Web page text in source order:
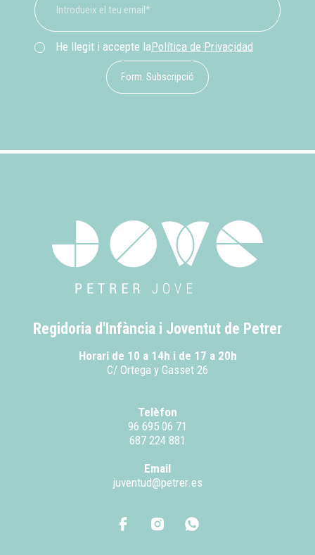
He llegit i accepte laPolítica de Privacidad
Form. Subscripció
Regidoria d'Infància i Joventut de Petrer
Horari de 10 a 14h i de 17 a 20h
C/ Ortega y Gasset 26
Telèfon
96 695 06 71
687 224 881
Email
juventud@petrer.es